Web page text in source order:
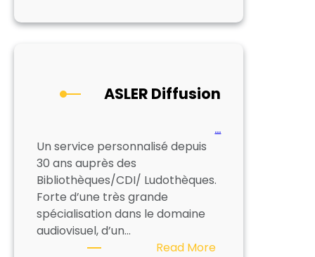
NATURE
ASLER Diffusion
…
Un service personnalisé depuis
30 ans auprès des
Bibliothèques/CDI/ Ludothèques.
Forte d’une très grande
spécialisation dans le domaine
audiovisuel, d’un…
Read More: